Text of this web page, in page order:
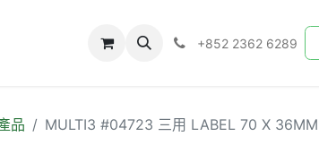
+852 2362 6289
品 MULTI3 #04723 三用 LABEL 70 X